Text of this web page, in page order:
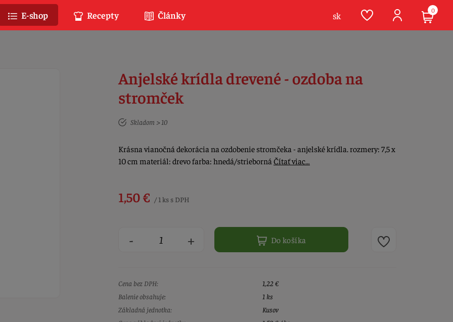
Anjelské krídla drevené - ozdoba na
stromček
Skladom > 10
Krásna vianočná dekorácia na ozdobenie stromčeka - anjelské krídla. rozmery: 7,5 x
10 cm materiál: drevo farba: hnedá/strieborná Čítať viac…
1,50 € / 1 ks s DPH
- + Do košíka
Cena bez DPH:
1,22 €
Balenie obsahuje:
1 ks
Základná jednotka:
Kusov
E-shop Recepty Články sk 0